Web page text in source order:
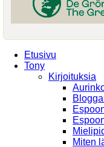
Etusivu
Tony
Kirjoituksia
Miten